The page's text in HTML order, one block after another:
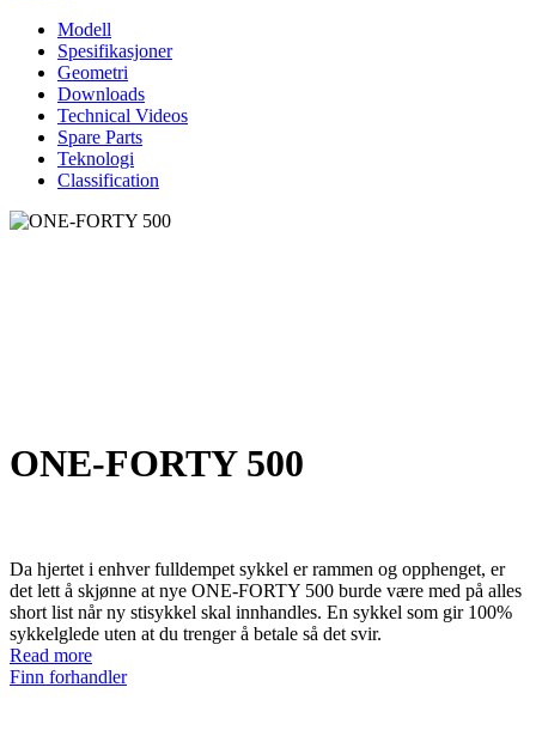
Modell
Spesifikasjoner
Geometri
Downloads
Technical Videos
Spare Parts
Teknologi
Classification
ONE-FORTY 500
Da hjertet i enhver fulldempet sykkel er rammen og opphenget, er
det lett å skjønne at nye ONE-FORTY 500 burde være med på alles
short list når ny stisykkel skal innhandles. En sykkel som gir 100%
sykkelglede uten at du trenger å betale så det svir.
Read more
Finn forhandler